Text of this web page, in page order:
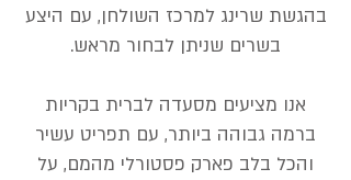
בהגשת שרינג למרכז השולחן, עם היצע
בשרים שניתן לבחור מראש.
אנו מציעים מסעדה לברית בקריות
ברמה גבוהה ביותר, עם תפריט עשיר
והכל בלב פארק פסטורלי מהמם, על